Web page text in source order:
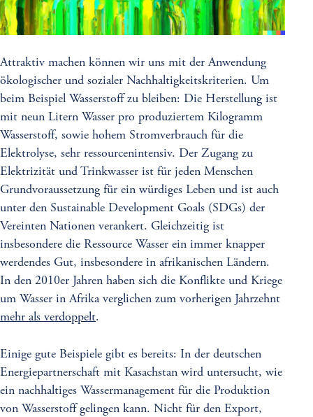
Attraktiv machen können wir uns mit der Anwendung
ökologischer und sozialer Nachhaltigkeitskriterien. Um
beim Beispiel Wasserstoff zu bleiben: Die Herstellung ist
mit neun Litern Wasser pro produziertem Kilogramm
Wasserstoff, sowie hohem Stromverbrauch für die
Elektrolyse, sehr ressourcenintensiv. Der Zugang zu
Elektrizität und Trinkwasser ist für jeden Menschen
Grundvoraussetzung für ein würdiges Leben und ist auch
unter den Sustainable Development Goals (SDGs) der
Vereinten Nationen verankert. Gleichzeitig ist
insbesondere die Ressource Wasser ein immer knapper
werdendes Gut, insbesondere in afrikanischen Ländern.
In den 2010er Jahren haben sich die Konflikte und Kriege
um Wasser in Afrika verglichen zum vorherigen Jahrzehnt
mehr als verdoppelt.
Einige gute Beispiele gibt es bereits: In der deutschen
Energiepartnerschaft mit Kasachstan wird untersucht, wie
ein nachhaltiges Wassermanagement für die Produktion
von Wasserstoff gelingen kann. Nicht für den Export,